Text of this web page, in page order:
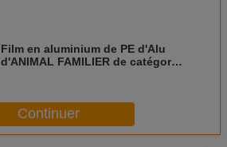
Film en aluminium de PE d'Alu
d'ANIMAL FAMILIER de catégorie
Continuer